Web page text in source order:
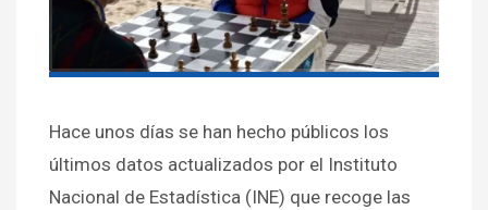
Hace unos días se han hecho públicos los
últimos datos actualizados por el Instituto
Nacional de Estadística (INE) que recoge las